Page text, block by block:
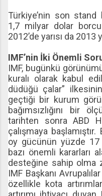
Türkiye’nin son stand
1,7 milyar dolar borcu
2012’de yarısı da 2013
IMF’nin İki Önemli
IMF, bugünkü
kuralı olarak kabul
düdüğü çalar”
geçtiği bir kurum
bağımsızlığını bir
tarihten sonra ABD
çalışmaya
oy gücünün yüzde 17
bazı önemli kararları
desteğine sahip olma
IMF Başkanı
özellikle kota